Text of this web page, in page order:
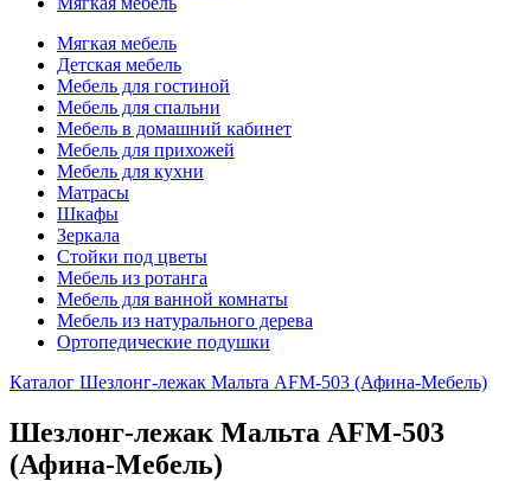
Мягкая мебель
Детская мебель
Мебель для гостиной
Мебель для спальни
Мебель в домашний кабинет
Мебель для прихожей
Мебель для кухни
Матрасы
Шкафы
Зеркала
Стойки под цветы
Мебель из ротанга
Мебель для ванной комнаты
Мебель из натурального дерева
Ортопедические подушки
Каталог Шезлонг-лежак Мальта AFM-503 (Афина-Мебель)
Шезлонг-лежак Мальта AFM-503
(Афина-Мебель)